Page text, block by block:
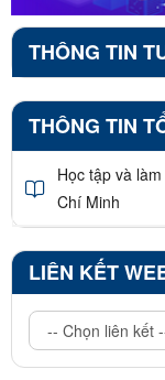
THÔNG TIN
THÔNG TIN
Học tập và
Chí Minh
LIÊN KẾT